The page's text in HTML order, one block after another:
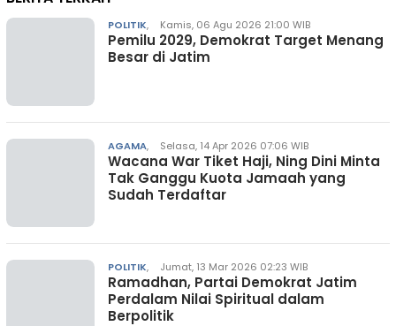
POLITIK, Kamis, 06 Agu 2026 21:00 WIB
Pemilu 2029, Demokrat Target Menang
Besar di Jatim
AGAMA, Selasa, 14 Apr 2026 07:06 WIB
Wacana War Tiket Haji, Ning Dini Minta
Tak Ganggu Kuota Jamaah yang
Sudah Terdaftar
POLITIK, Jumat, 13 Mar 2026 02:23 WIB
Ramadhan, Partai Demokrat Jatim
Perdalam Nilai Spiritual dalam
Berpolitik